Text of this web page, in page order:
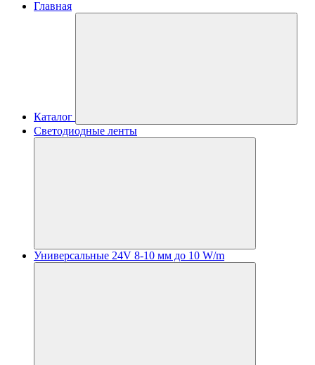
Главная
Каталог
Светодиодные ленты
Универсальные 24V 8-10 мм до 10 W/m